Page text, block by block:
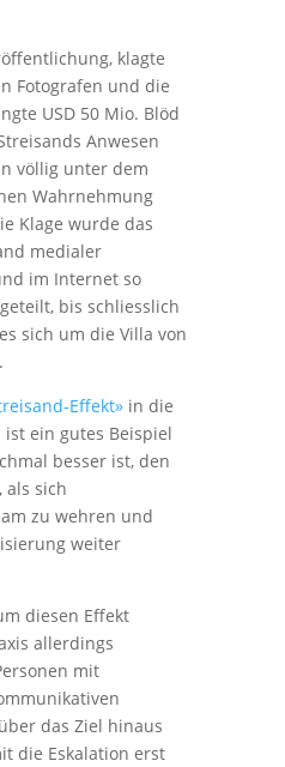
klagte
Fotografen und die
USD 50 Mio. Blöd
Anwesen
völlig unter dem
Wahrnehmung
Klage wurde das
medialer
im Internet so
bis schliesslich
sich um die Villa von
Effekt»in die
ein gutes Beispiel
besser ist, den
als sich
zu wehren und
weiter
diesen Effekt
allerdings
mit
das Ziel hinaus
die Eskalation erst